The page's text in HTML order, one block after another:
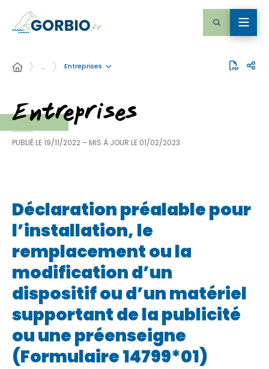
… Entreprises
Entreprises
PUBLIÉ LE19/11/2022 – MIS À JOUR LE 01/02/2023
Déclaration préalable pour
l’installation, le
remplacement ou la
modification d’un
dispositif ou d’un matériel
supportant de la publicité
ou une préenseigne
(Formulaire 14799*01)